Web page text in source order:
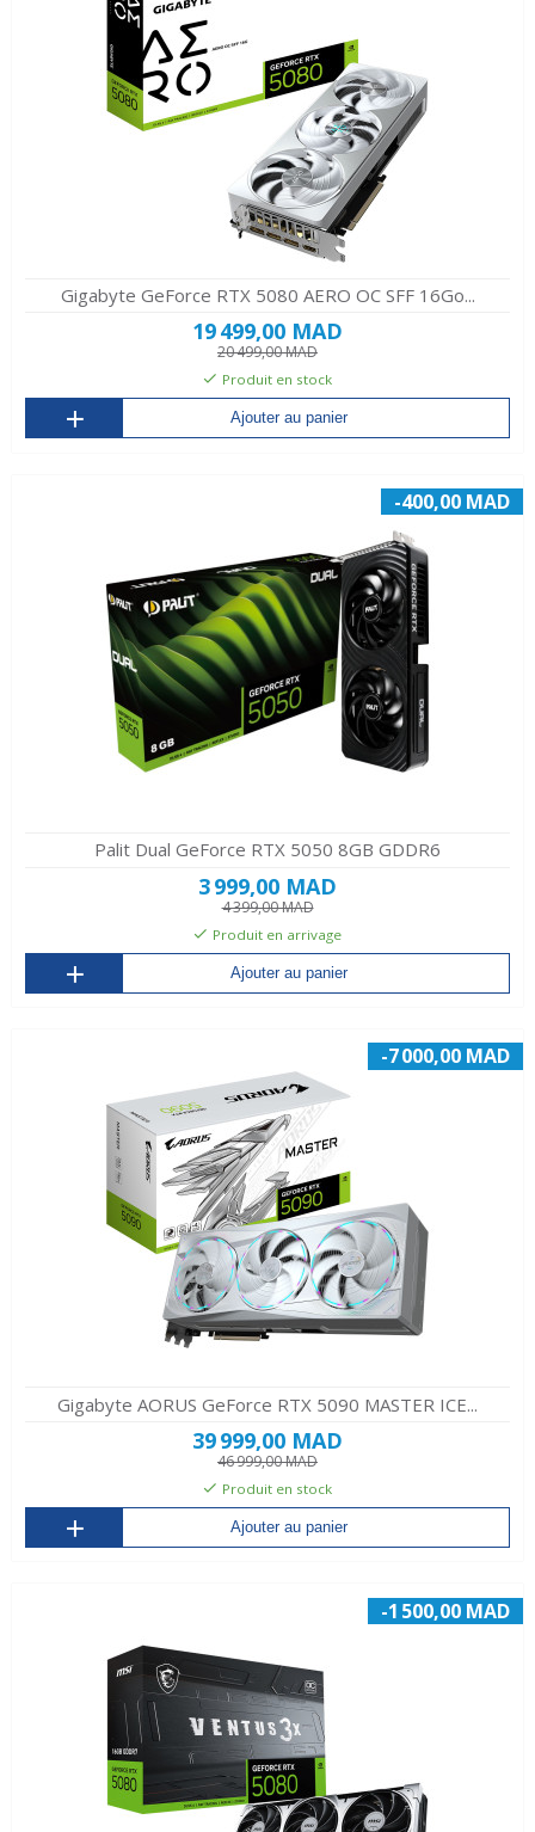
Gigabyte GeForce RTX 5080 AERO OC SFF 16Go...
19 499,00 MAD
20 499,00 MAD
Produit en stock
Ajouter au panier
-400,00 MAD
Palit Dual GeForce RTX 5050 8GB GDDR6
3 999,00 MAD
4 399,00 MAD
Produit en arrivage
Ajouter au panier
-7 000,00 MAD
Gigabyte AORUS GeForce RTX 5090 MASTER ICE...
39 999,00 MAD
46 999,00 MAD
Produit en stock
Ajouter au panier
-1 500,00 MAD